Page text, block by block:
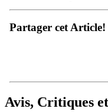
Partager cet Article!
Avis, Critiques